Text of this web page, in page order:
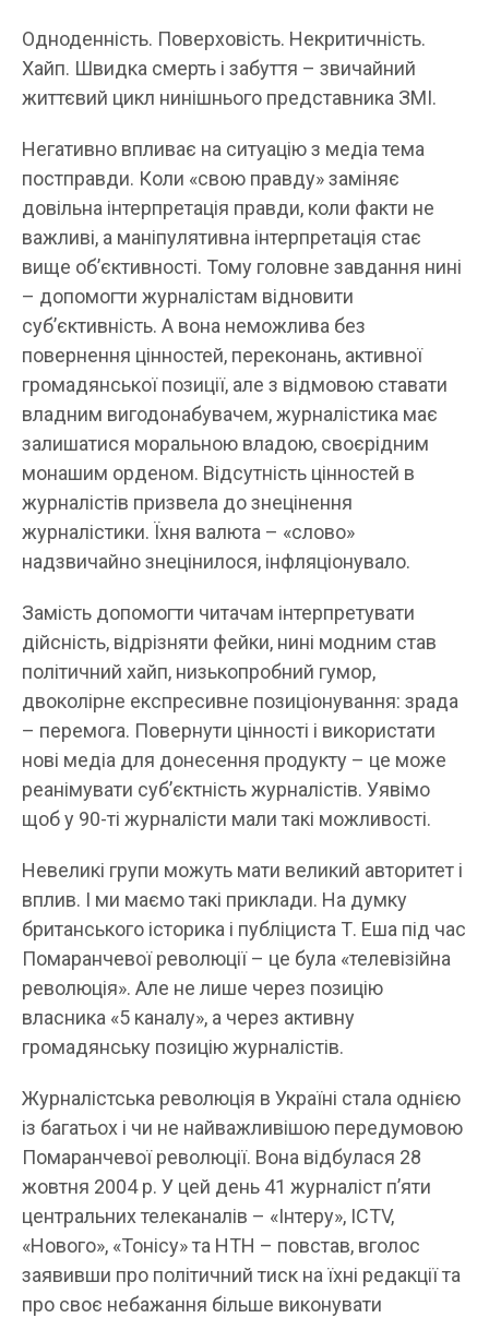
Одноденність. Поверховість. Некритичність.
Хайп. Швидка смерть і забуття – звичайний
життєвий цикл нинішнього представника ЗМІ.
Негативно впливає на ситуацію з медіа тема
постправди. Коли «свою правду» заміняє
довільна інтерпретація правди, коли факти не
важливі, а маніпулятивна інтерпретація стає
вище об’єктивності. Тому головне завдання нині
– допомогти журналістам відновити
суб’єктивність. А вона неможлива без
повернення цінностей, переконань, активної
громадянської позиції, але з відмовою ставати
владним вигодонабувачем, журналістика має
залишатися моральною владою, своєрідним
монашим орденом. Відсутність цінностей в
журналістів призвела до знецінення
журналістики. Їхня валюта – «слово»
надзвичайно знецінилося, інфляціонувало.
Замість допомогти читачам інтерпретувати
дійсність, відрізняти фейки, нині модним став
політичний хайп, низькопробний гумор,
двоколірне експресивне позиціонування: зрада
– перемога. Повернути цінності і використати
нові медіа для донесення продукту – це може
реанімувати суб’єктність журналістів. Уявімо
щоб у 90-ті журналісти мали такі можливості.
Невеликі групи можуть мати великий авторитет і
вплив. І ми маємо такі приклади. На думку
британського історика і публіциста Т. Еша під час
Помаранчевої революції – це була «телевізійна
революція». Але не лише через позицію
власника «5 каналу», а через активну
громадянську позицію журналістів.
Журналістська революція в Україні стала однією
із багатьох і чи не найважливішою передумовою
Помаранчевої революції. Вона відбулася 28
жовтня 2004 р. У цей день 41 журналіст п’яти
центральних телеканалів – «Інтеру», ICTV,
«Нового», «Тонісу» та НТН – повстав, вголос
заявивши про політичний тиск на їхні редакції та
про своє небажання більше виконувати